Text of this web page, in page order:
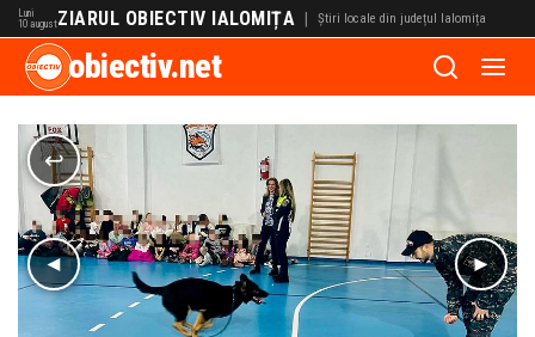
Luni
10 augustZIARUL OBIECTIV IALOMIȚA | Știri locale din județul Ialomița
obiectiv.net